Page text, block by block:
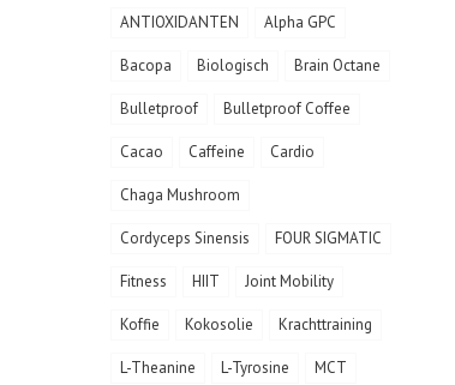
ANTIOXIDANTEN Alpha GPC
Bacopa Biologisch Brain Octane
Bulletproof Bulletproof Coffee
Cacao Caffeine Cardio
Chaga Mushroom
Cordyceps Sinensis FOUR SIGMATIC
Fitness HIIT Joint Mobility
Koffie Kokosolie Krachttraining
L-Theanine L-Tyrosine MCT